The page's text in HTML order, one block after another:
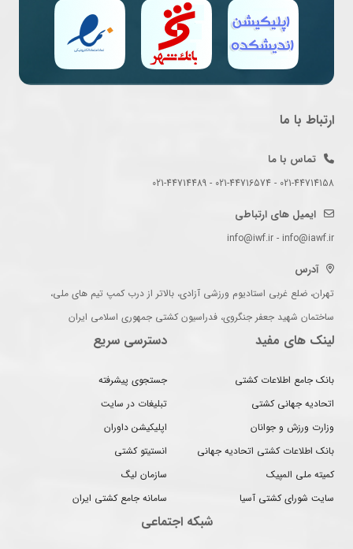
ارتباط با ما
تماس با ما
021-44714158 - 021-44716574 - 021-44714489
ایمیل های ارتباطی
info@iwf.ir - info@iawf.ir
آدرس
تهران، ضلع غربی استادیوم ورزشی آزادی، بالاتر از درب کمپ تیم های ملی،
ساختمان شهید جعفر جنگروی، فدراسیون کشتی جمهوری اسلامی ایران
لینک های مفید
بانک جامع اطلاعات کشتی
اتحادیه جهانی کشتی
وزارت ورزش و جوانان
بانک اطلاعات کشتی اتحادیه جهانی
کمیته ملی المپیک
سایت شورای کشتی آسیا
دسترسی سریع
جستجوی پیشرفته
تبلیغات در سایت
اپلیکیشن داوران
انستیتو کشتی
سازمان لیگ
سامانه جامع کشتی ایران
شبکه اجتماعی